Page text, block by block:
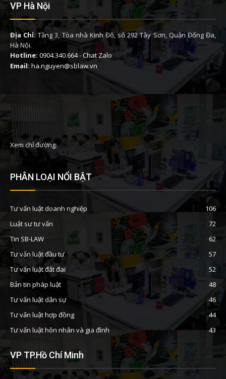
VP Hà Nội
Địa Chỉ: Tầng 3, Tòa nhà Kinh Đô, số 292 Tây Sơn, Quận Đống Đa,
Hà Nội.
Hotline: 0904.340.664-Chat Zalo
Email: ha.nguyen@sblaw.vn
Xem chỉ đường:
PHÂN LOẠI NỔI BẬT
Tư vấn luật doanh nghiệp
106
Luật sư tư vấn
72
Tin SB-LAW
62
Tư vấn luật đầu tư
57
Tư vấn luật đất đai
52
Bản tin pháp luật
48
Tư vấn luật dân sự
46
Tư vấn luật hợp đồng
44
Tư vấn luật hôn nhân và gia đình
43
VP TP.Hồ Chí Minh